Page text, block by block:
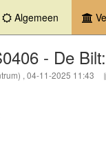
Algemeen (current)
- De
, 04-11-2025 11:43